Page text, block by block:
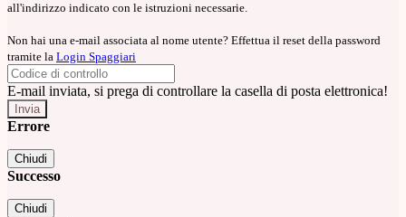
all'indirizzo indicato con le istruzioni necessarie.
Non hai una e-mail associata al nome utente? Effettua il reset della password
tramite la Login Spaggiari
E-mail inviata, si prega di controllare la casella di posta elettronica!
Errore
Chiudi
Successo
Chiudi